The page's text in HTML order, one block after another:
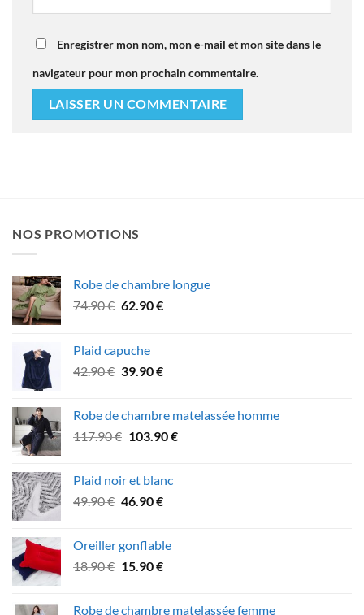
Enregistrer mon nom, mon e-mail et mon site dans le
navigateur pour mon prochain commentaire.
NOS PROMOTIONS
Robe de chambre longue
74.90€ Le
était :
74.90 €.
62.90€Le
62.90 €.
Plaid capuche
42.90€ Le
était :
42.90 €.
39.90€Le
est :
39.90 €.
Robe de chambre matelassée homme
117.90€ Le
était :
117.90 €.
103.90€Le
Plaid noir et blanc
49.90€ Le
était :
49.90 €.
46.90€Le
est :
46.90 €.
Oreiller gonflable
18.90€ Le
15.90€Le
Robe de chambre matelassée femme